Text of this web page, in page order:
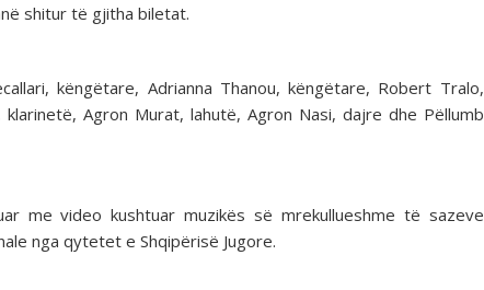
shitur të gjitha biletat.
këngëtare, Adrianna Thanou, këngëtare, Robert Tralo,
Agron Murat, lahutë, Agron Nasi, dajre dhe Pëllumb
me video kushtuar muzikës së mrekullueshme të sazeve
nga qytetet e Shqipërisë Jugore.